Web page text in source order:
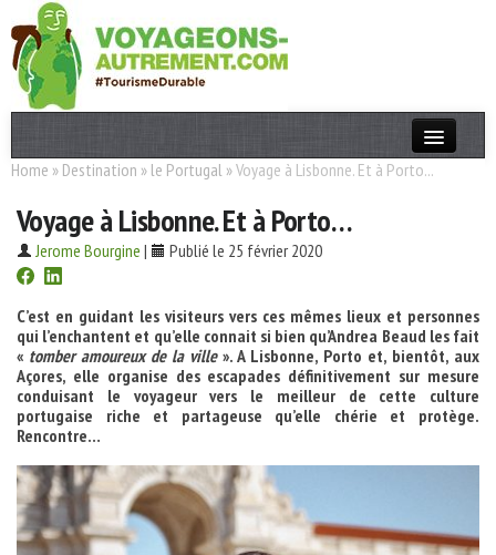
Actualités
T. Responsable
Destinations
Acteurs
Thèmes
OK
Home » Destination » le Portugal »Voyage à Lisbonne. Et à Porto...
Voyage à Lisbonne. Et à Porto…
Jerome Bourgine | Publié le 25 février 2020
C’est en guidant les visiteurs vers ces mêmes lieux et personnes
qui l’enchantent et qu’elle connait si bien qu’Andrea Beaud les fait
« tomber amoureux de la ville». A Lisbonne, Porto et, bientôt, aux
Açores, elle organise des escapades définitivement sur mesure
conduisant le voyageur vers le meilleur de cette culture
portugaise riche et partageuse qu’elle chérie et protège.
Rencontre…